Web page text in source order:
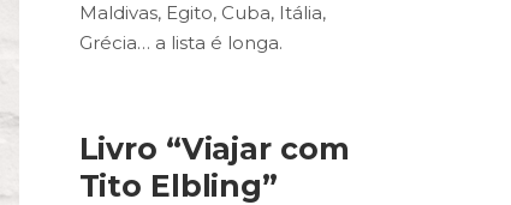
Maldivas, Egito, Cuba, Itália,
Grécia… a lista é longa.
Livro “Viajar com
Tito Elbling”